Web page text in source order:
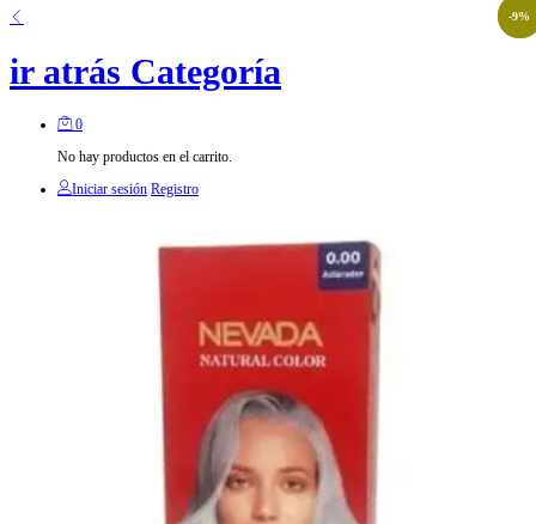
ir atrás Categoría
0
No hay productos en el carrito.
Iniciar sesión Registro
-3%
-9%